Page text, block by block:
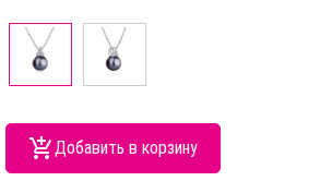
Добавить в корзину